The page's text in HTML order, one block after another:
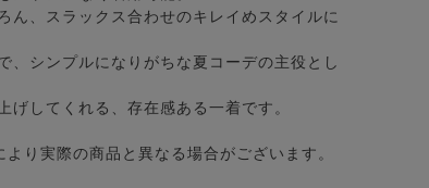
プリシャツ/全8色
ん、スラックス合わせのキレイめスタイルに
、シンプルになりがちな夏コーデの主役とし
げしてくれる、存在感ある一着です。
り実際の商品と異なる場合がございます。